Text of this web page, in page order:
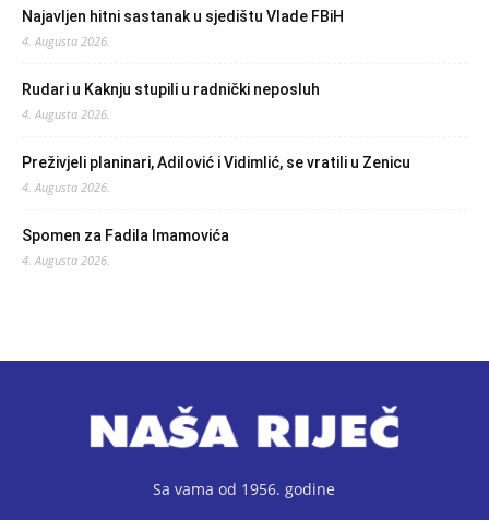
Najavljen hitni sastanak u sjedištu Vlade FBiH
4. Augusta 2026.
Rudari u Kaknju stupili u radnički neposluh
4. Augusta 2026.
Preživjeli planinari, Adilović i Vidimlić, se vratili u Zenicu
4. Augusta 2026.
Spomen za Fadila Imamovića
4. Augusta 2026.
Sa vama od 1956. godine